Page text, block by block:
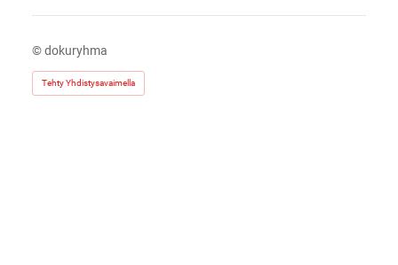
©dokuryhma
Tehty Yhdistysavaimella